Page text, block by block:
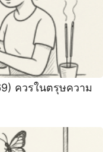
ควรในตรุษความ